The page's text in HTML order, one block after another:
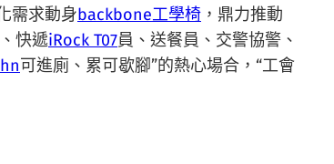
需求動身backbone工學椅 ，鼎力推動
快遞iRock T07員、送餐員、交警協警、
可進廁、累可歇腳”的熱心場合，“工會